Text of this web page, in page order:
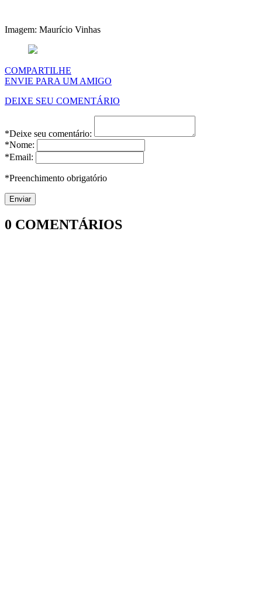
Imagem: Maurício Vinhas
COMPARTILHE
ENVIE PARA UM AMIGO
DEIXE SEU COMENTÁRIO
*Deixe seu comentário:
*Nome:
*Email:
*Preenchimento obrigatório
0 COMENTÁRIOS